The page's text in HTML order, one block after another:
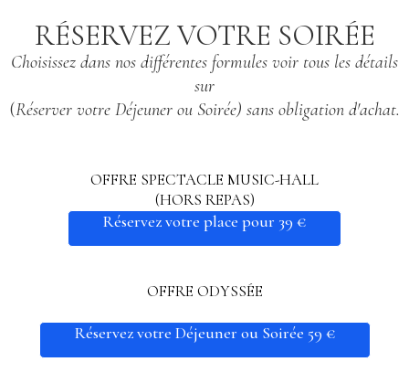
RÉSERVEZ VOTRE SOIRÉE
Choisissez dans nos différentes formules voir tous les détails
sur
(Réserver votre Déjeuner ou Soirée) sans obligation d'achat.
OFFRE SPECTACLE MUSIC-HALL
(HORS REPAS)
Réservez votre place pour 39 €
OFFRE ODYSSÉE
Réservez votre Déjeuner ou Soirée 59 €